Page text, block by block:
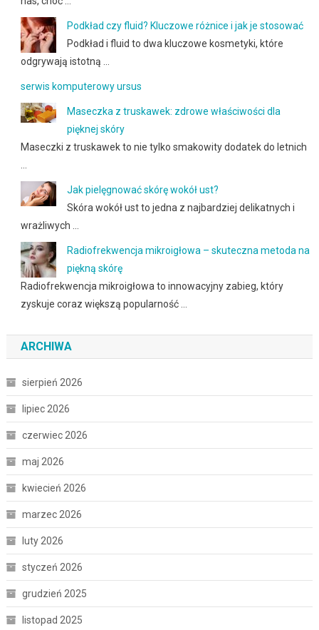
Podkład czy fluid? Kluczowe różnice i jak je stosować
Podkład i fluid to dwa kluczowe kosmetyki, które
odgrywają istotną …
serwis komputerowy ursus
Maseczka z truskawek: zdrowe właściwości dla
pięknej skóry
Maseczki z truskawek to nie tylko smakowity dodatek do letnich
…
Jak pielęgnować skórę wokół ust?
Skóra wokół ust to jedna z najbardziej delikatnych i
wrażliwych …
Radiofrekwencja mikroigłowa – skuteczna metoda na
piękną skórę
Radiofrekwencja mikroigłowa to innowacyjny zabieg, który
zyskuje coraz większą popularność …
ARCHIWA
sierpień 2026
lipiec 2026
czerwiec 2026
maj 2026
kwiecień 2026
marzec 2026
luty 2026
styczeń 2026
grudzień 2025
listopad 2025